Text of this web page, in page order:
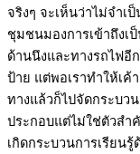
จริงๆ จะเห็นว่าไม่จำ
ชุมชนมองการเข้าถึงเ
ด้านนึงและทางรถไฟ
ป้าย แต่พอเราทำให้เ
ทางแล้วก็ไปจัดกระบว
ประกอบแต่ไม่ใช่ตัวสำ
เกิดกระบวนการเรียน